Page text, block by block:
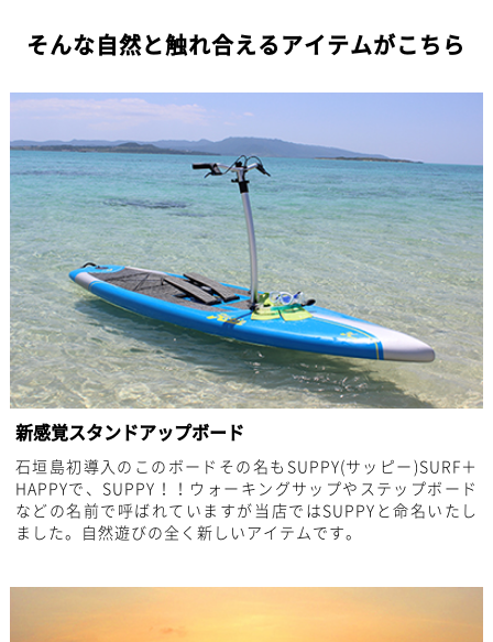
そんな自然と触れ合えるアイテムがこちら
新感覚スタンドアップボード
石垣島初導入のこのボードその名もSUPPY(サッピー)SURF＋
HAPPYで、SUPPY！！ ウォーキングサップやステップボード
などの名前で呼ばれていますが当店ではSUPPYと命名いたし
ました。 自然遊びの全く新しいアイテムです。